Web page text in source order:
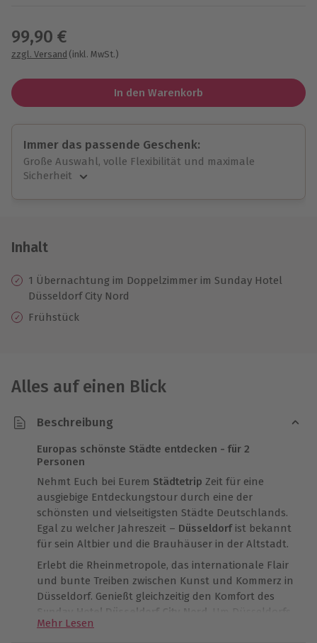
99,90 €
zzgl. Versand (inkl. MwSt.)
In den Warenkorb
Immer das passende Geschenk:
Große Auswahl, volle Flexibilität und maximale
Sicherheit
Jeder Gutschein für alle Erlebnisse einlösbar.
10 Jahre gültig & verlängerbar.
Inhalt
1 Übernachtung im Doppelzimmer im Sunday Hotel
Düsseldorf City Nord
Frühstück
Alles auf einen Blick
Beschreibung
Europas schönste Städte entdecken - für 2
Personen
Nehmt Euch bei Eurem Städtetrip Zeit für eine
ausgiebige Entdeckungstour durch eine der
schönsten und vielseitigsten Städte Deutschlands.
Egal zu welcher Jahreszeit – Düsseldorfist bekannt
für sein Altbier und die Brauhäuser in der Altstadt.
Erlebt die Rheinmetropole, das internationale Flair
und bunte Treiben zwischen Kunst und Kommerz in
Düsseldorf. Genießt gleichzeitig den Komfort des
Sunday Hotel Düsseldorf City Nord . Um Düsseldorfs
schönste Seite kennen zu lernen, stehen Euch die
Mehr Lesen